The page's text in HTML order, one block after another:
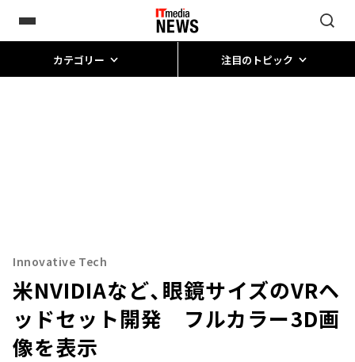
カテゴリー 注目のトピック
Innovative Tech
米NVIDIAなど、眼鏡サイズのVRヘ
ッドセット開発 フルカラー3D画
像を表示